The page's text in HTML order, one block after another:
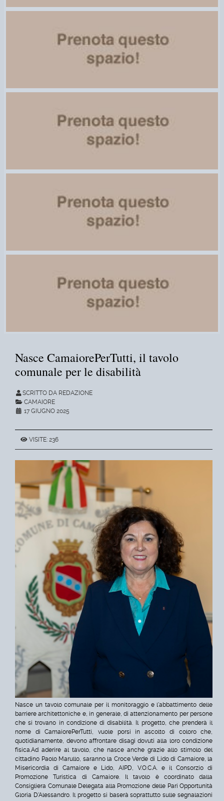
Nasce CamaiorePerTutti, il tavolo
comunale per le disabilità
SCRITTO DA REDAZIONE
CAMAIORE
17 GIUGNO 2025
VISITE: 236
Nasce un tavolo comunale per il monitoraggio e l'abbattimento delle
barriere architettoniche e, in generale, di attenzionamento per persone
che si trovano in condizione di disabilità. Il progetto, che prenderà il
nome di CamaiorePerTutti, vuole porsi in ascolto di coloro che,
quotidianamente, devono affrontare disagi dovuti alla loro condizione
fisica. Ad aderire al tavolo, che nasce anche grazie allo stimolo del
cittadino Paolo Marullo, saranno la Croce Verde di Lido di Camaiore, la
Misericordia di Camaiore e Lido, AIPD, V.O.C.A. e il Consorzio di
Promozione Turistica di Camaiore. Il tavolo è coordinato dalla
Consigliera Comunale Delegata alla Promozione delle Pari Opportunità
Gloria D'Alessandro. Il progetto si baserà soprattutto sulle segnalazioni